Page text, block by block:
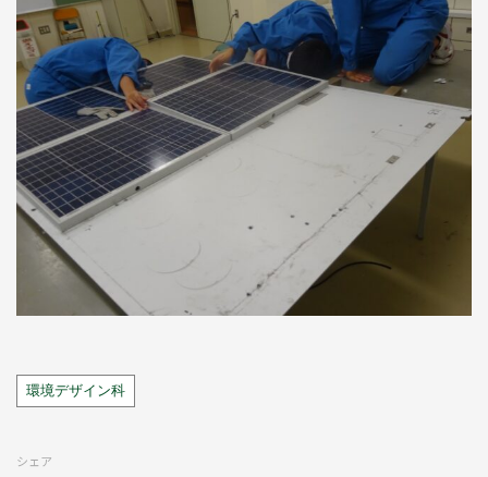
Tags
環境デザイン科
シェア